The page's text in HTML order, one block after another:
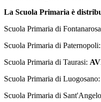
La Scuola Primaria è
Scuola Primaria di
Scuola Primaria di Paternopoli:
Scuola Primaria di Taurasi:
Scuola Primaria di Luogosano:
Scuola Primaria di